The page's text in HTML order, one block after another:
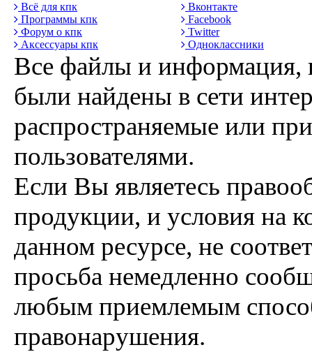
Всё для кпк
Программы кпк
Форум о кпк
Аксессуары кпк
Вконтакте
Facebook
Twitter
Одноклассники
Все файлы и информация,
были найдены в сети
распространяемые или
пользователями.
Если Вы являетесь
продукции, и условия на
данном ресурсе, не
просьба немедленно
любым приемлемым
правонарушения.